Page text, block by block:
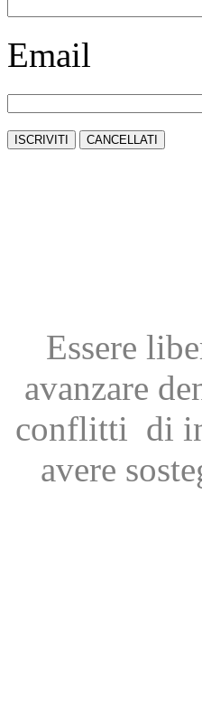
Email
Essere
avanzare
conflitti di
avere